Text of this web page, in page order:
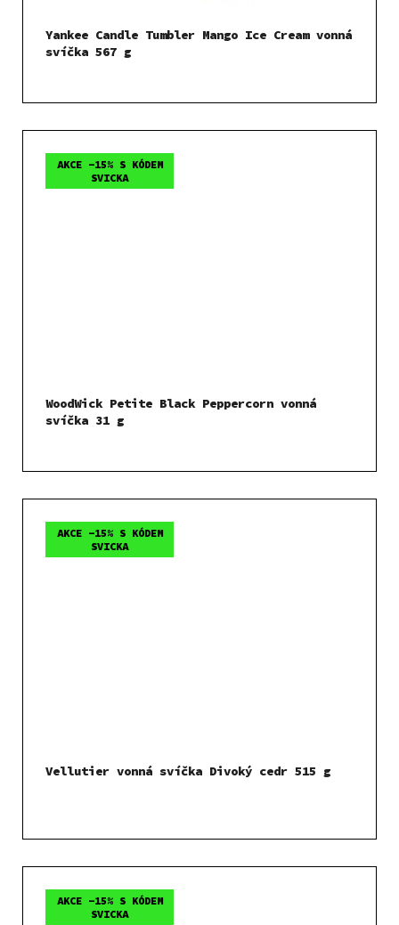
Yankee Candle Tumbler Mango Ice Cream vonná
svíčka 567 g
AKCE -15% S KÓDEM
SVICKA
WoodWick Petite Black Peppercorn vonná
svíčka 31 g
AKCE -15% S KÓDEM
SVICKA
Vellutier vonná svíčka Divoký cedr 515 g
AKCE -15% S KÓDEM
SVICKA